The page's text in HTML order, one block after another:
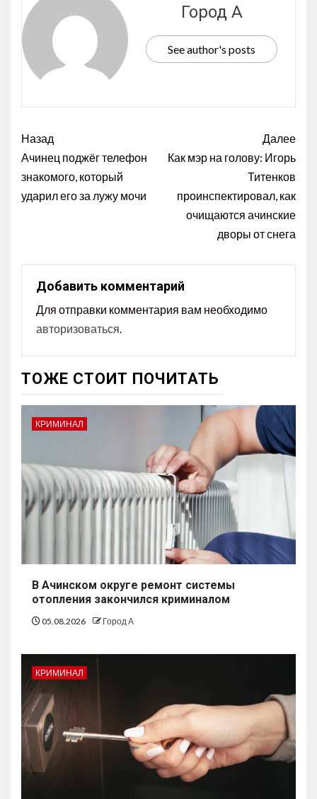
Город А
See author's posts
Назад
Ачинец поджёг телефон
знакомого, который
ударил его за лужу мочи
Далее
Как мэр на голову: Игорь
Титенков
проинспектировал, как
очищаются ачинские
дворы от снега
Добавить комментарий
Для отправки комментария вам необходимо
авторизоваться.
ТОЖЕ СТОИТ ПОЧИТАТЬ
КРИМИНАЛ
В Ачинском округе ремонт системы
отопления закончился криминалом
05.08.2026 Город А
КРИМИНАЛ